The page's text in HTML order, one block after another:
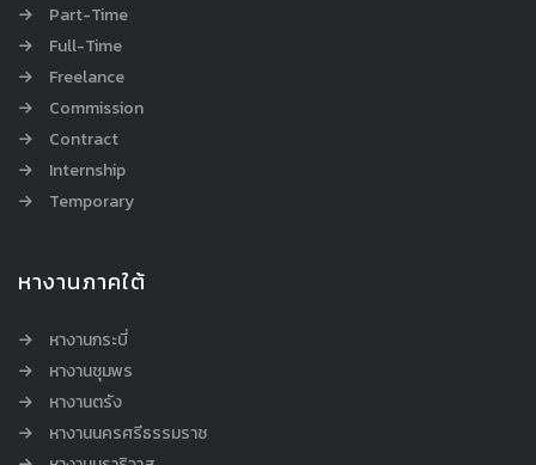
Part-Time
Full-Time
Freelance
Commission
Contract
Internship
Temporary
หางานภาคใต้
หางานกระบี่
หางานชุมพร
หางานตรัง
หางานนครศรีธรรมราช